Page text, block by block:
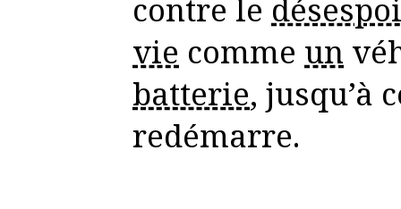
contre le
vie comme un
batterie, jusqu’à
redémarre.